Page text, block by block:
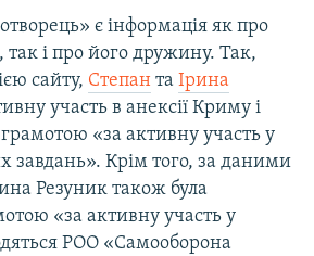
є інформація як про
так і про його дружину. Так,
сайту, Степан та Ірина
участь в анексії Криму і
«за активну участь у
завдань». Крім того, за даними
Резуник також була
«за активну участь у
РОО «Самооборона